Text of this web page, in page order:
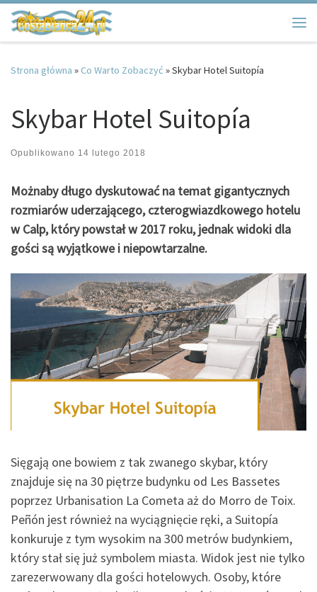
Przejdź do treści
Strona główna »Co Warto Zobaczyć »Skybar Hotel Suitopía
Skybar Hotel Suitopía
Opublikowano 14 lutego 2018
Możnaby długo dyskutować na temat gigantycznych
rozmiarów uderzającego, czterogwiazdkowego hotelu
w Calp, który powstał w 2017 roku, jednak widoki dla
gości są wyjątkowe i niepowtarzalne.
Sięgają one bowiem z tak zwanego skybar, który
znajduje się na 30 piętrze budynku od Les Bassetes
poprzez Urbanisation La Cometa aż do Morro de Toix.
Peñón jest również na wyciągnięcie ręki, a Suitopía
konkuruje z tym wysokim na 300 metrów budynkiem,
który stał się już symbolem miasta. Widok jest nie tylko
zarezerwowany dla gości hotelowych. Osoby, które